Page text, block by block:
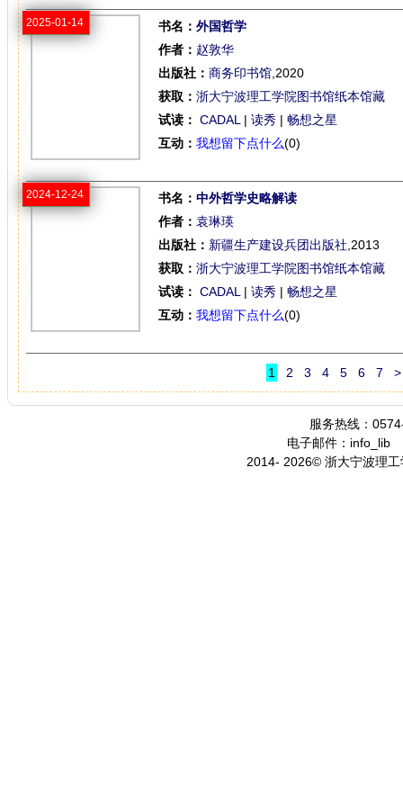
2025-01-14 书名： 外国哲学
作者： 赵敦华
出版社： 商务印书馆 ,2020
获取： 浙大宁波理工学院图书馆纸本馆藏
试读： CADAL | 读秀 | 畅想之星
互动： 我想留下点什么(0)
2024-12-24 书名： 中外哲学史略解读
作者： 袁琳瑛
出版社： 新疆生产建设兵团出版社 ,2013
获取： 浙大宁波理工学院图书馆纸本馆藏
试读： CADAL | 读秀 | 畅想之星
互动： 我想留下点什么(0)
1 2 3 4 5 6 7 >
服务热线：
电子邮件：info_lib
2014- 2026© 浙大宁波理工